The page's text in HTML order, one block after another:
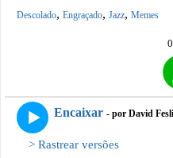
Descolado, Engraçado, Jazz, Memes
Encaixar - por David
> Rastrear versões